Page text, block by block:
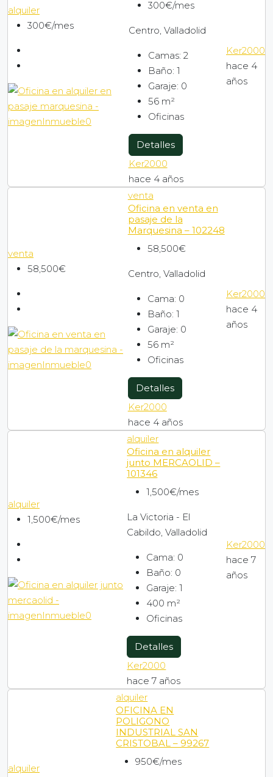
alquiler
300€/mes
300€/mes
Centro, Valladolid
Camas: 2
Baño: 1
Garaje: 0
56 m²
Oficinas
Detalles
Ker2000
hace 4 años
Ker2000
hace 4
años
venta
58,500€
venta
Oficina en venta en
pasaje de la
Marquesina – 102248
58,500€
Centro, Valladolid
Cama: 0
Baño: 1
Garaje: 0
56 m²
Oficinas
Detalles
Ker2000
hace 4 años
Ker2000
hace 4
años
alquiler
1,500€/mes
alquiler
Oficina en alquiler
junto MERCAOLID –
101346
1,500€/mes
La Victoria - El
Cabildo, Valladolid
Cama: 0
Baño: 0
Garaje: 1
400 m²
Oficinas
Detalles
Ker2000
hace 7 años
Ker2000
hace 7
años
alquiler
alquiler
OFICINA EN
POLIGONO
INDUSTRIAL SAN
CRISTOBAL – 99267
950€/mes